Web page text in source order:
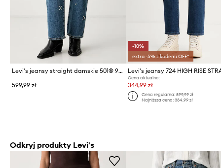
Levi's jeansy straight damskie 501® 90S
599,99 zł
-10%
extra -5% z kodem: OFF*
Levi's jeansy 724 HIGH RISE
Cena aktualna:
344,99 zł
Cena regularna: 599,99 zł
Najniższa cena: 384,99 zł
Odkryj produkty Levi's